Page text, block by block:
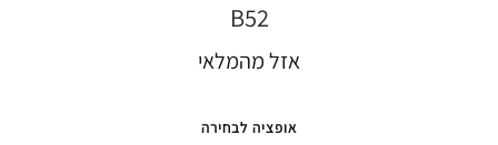
B52
אזל מהמלאי
אופציה לבחירה